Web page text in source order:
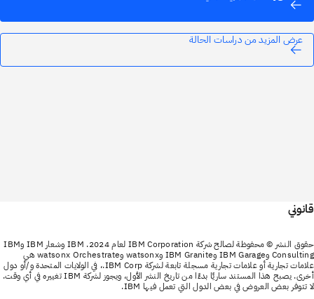
عرض المزيد من دراسات الحالة
قانوني
حقوق النشر © محفوظة لصالح شركة IBM Corporation لعام 2024. IBM وشعار IBM وIBM
Consulting وIBM Garage وIBM Granite وwatsonx وwatsonx Orchestrate هي
علامات تجارية أو علامات تجارية مسجلة تابعة لشركة IBM Corp.، في الولايات المتحدة و/أو دول
أخرى. يصبح هذا المستند ساريًا بدءًا من تاريخ النشر الأول، ويجوز لشركة IBM تغييره في أي وقت.
لا تتوفر بعض العروض في بعض الدول التي تعمل فيها IBM.